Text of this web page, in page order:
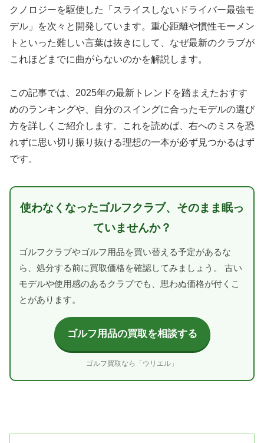
クノロジーを駆使した「スライスしないドライバー最強モ
デル」を次々と開発しています。重心距離や慣性モーメン
トといった難しい言葉は抜きにして、なぜ最新のクラブが
これほどまでに曲がらないのかを解説します。
この記事では、2025年の最新トレンドを踏まえたおすす
めのランキングや、自分のスイングに合ったモデルの選び
方を詳しくご紹介します。これを読めば、右へのミスを恐
れずに思い切り振り抜ける理想の一本が必ず見つかるはず
です。
使わなくなったゴルフクラブ、そのまま眠っ
ていませんか？
ゴルフクラブやゴルフ用品を買い替える予定があるな
ら、処分する前に買取価格を確認してみましょう。 古い
モデルや使用感のあるクラブでも、思わぬ価格が付くこ
とがあります。
ゴルフ用品の買取を相談する
ゴルフ買取なら「ウリエル」